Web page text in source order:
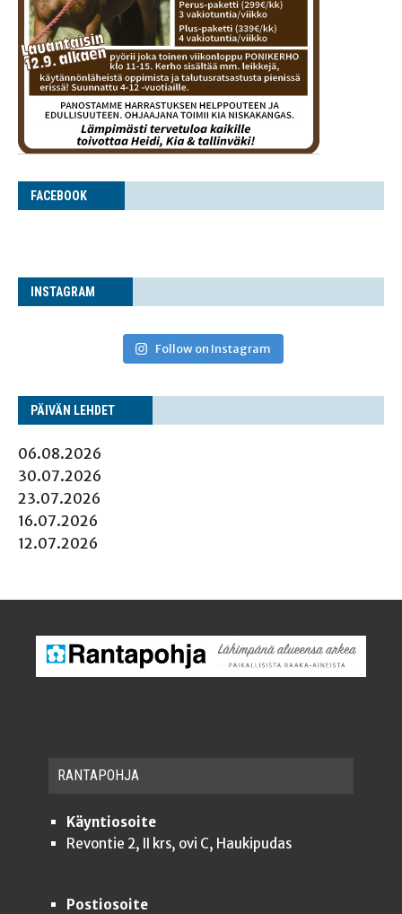
FACE­BOOK
INS­TA­GRAM
Follow on Instagram
PÄI­VÄN LEHDET
06.08.2026
30.07.2026
23.07.2026
16.07.2026
12.07.2026
RAN­TA­POH­JA
Käyntiosoite
Revontie 2, II krs, ovi C, Haukipudas
Postiosoite